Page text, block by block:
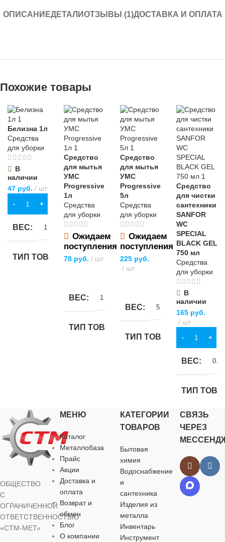
ОПИСАНИЕДЕТАЛИОТЗЫВЫ (1)ДОСТАВКА И ОПЛАТА
Похожие товары
Белизна 1л
Средства
для уборки
В
наличии
47 руб. шт
В КОРЗИНУ
ВЕС 1 кг
ТИП ТОВАРА
бутылка
ОБЪЕМ 1 л
ОСОБЕННОСТИ
концентрат,
обезжиривающие
свойства
Средство
для мытья
УМС
Progressive
1л
Средства
для уборки
Ожидаем
поступления
78 руб. шт
ВЕС 1 кг
ТИП ТОВАРА
БРЕНД
бутылка
ОБЪЕМ 1 л
Средство
для мытья
УМС
Progressive
5л
Средства
для уборки
Ожидаем
поступления
225 руб.
шт
ВЕС 5 кг
ТИП ТОВАРА
чистящее средство
НАЗНАЧЕНИЕ
для кожаной обивки,
для сантехники
БРЕНД
УПАКОВКА
Средство
для чистки
сантехники
SANFOR
WC
SPECIAL
BLACK GEL
750 мл
Средства
для уборки
В
наличии
165 руб.
шт
В КОРЗИНУ
ВЕС
ТИП
чистящее
для
БРЕНД
ОБЩЕСТВО
С
ОГРАНИЧЕННОЙ
ОТВЕТСТВЕННОСТЬЮ
«СТМ-МЕТ»
МЕНЮ
Каталог
Металлобаза
Прайс
Акции
Доставка и
оплата
Возврат и
обмен
Блог
О компании
КАТЕГОРИИ
ТОВАРОВ
Бытовая
химия
Водоснабжение
и
сантехника
Изделия из
металла
Инвентарь
Инструмент
СВЯЗЬ
ЧЕРЕЗ